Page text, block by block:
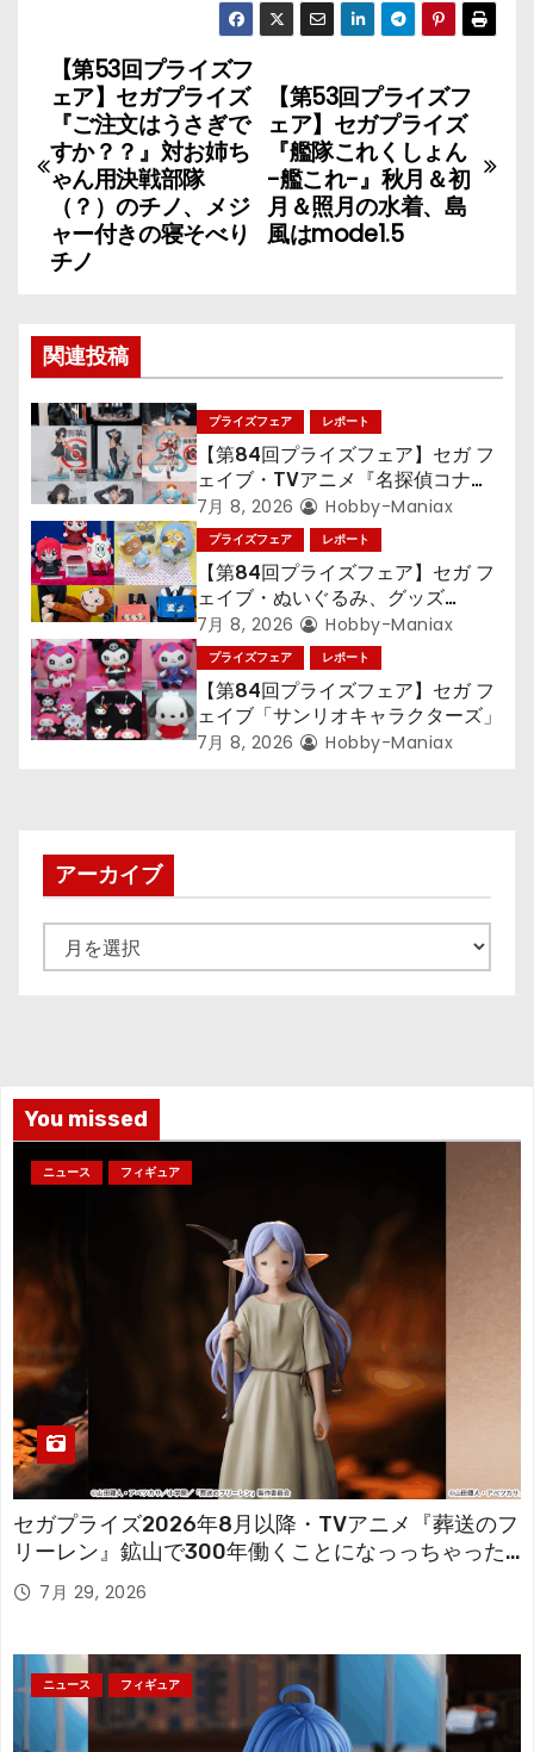
投
稿
ナ
ビ
ゲ
ー
シ
ョ
ン
【第53回プライズフ
ェア】セガプライズ
『艦隊これくしょん
-艦これ-』秋月＆初
月＆照月の水着、島
風はmode1.5
【第53回プライズフ
ェア】セガプライズ
『ご注文はうさぎで
すか？？』対お姉ち
ゃん用決戦部隊
（？）のチノ、メジ
ャー付きの寝そべり
チノ
関連投稿
プライズフェア レポート
【第84回プライズフェア】セガ フ
ェイブ・TVアニメ『名探偵コナ
ン』TVアニメ『呪術廻戦』『〈物
語〉シリーズ』「初音ミク」
7月 8, 2026 Hobby-Maniax
プライズフェア レポート
【第84回プライズフェア】セガ フ
ェイブ・ぬいぐるみ、グッズ
『LiSA』『ミニオン』『おさるの
ジョージ』『ポケットモンスター』
7月 8, 2026 Hobby-Maniax
プライズフェア レポート
【第84回プライズフェア】セガ フ
ェイブ「サンリオキャラクターズ」
7月 8, 2026 Hobby-Maniax
アーカイブ
ー
You missed
ニュース フィギュア
セガプライズ2026年8月以降・TVアニメ『葬送のフ
リーレン』鉱山で300年働くことになっっちゃった
「フリーレン」を立体化！
7月 29, 2026
ニュース フィギュア